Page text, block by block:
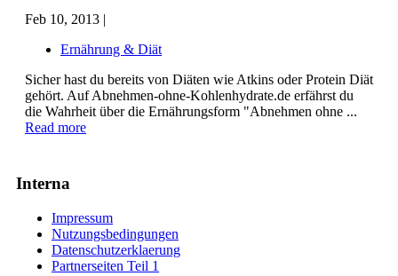
Feb 10, 2013 |
Ernährung & Diät
Sicher hast du bereits von Diäten wie Atkins oder Protein Diät
gehört. Auf Abnehmen-ohne-Kohlenhydrate.de erfährst du
die Wahrheit über die Ernährungsform "Abnehmen ohne ...
Read more
Interna
Impressum
Nutzungsbedingungen
Datenschutzerklaerung
Partnerseiten Teil 1